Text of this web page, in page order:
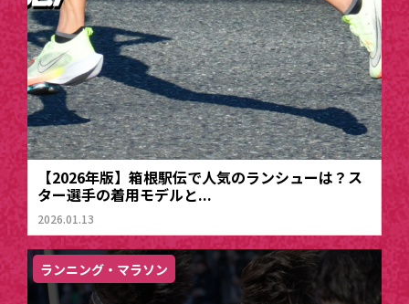
【2026年版】箱根駅伝で人気のランシューは？ス
ター選手の着用モデルと...
2026.01.13
ランニング・マラソン